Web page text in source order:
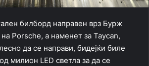
билборд направен врз Бурж
Porsche, а наменет за Taycan,
да се направи, бидејќи биле
милион LED светла за да се